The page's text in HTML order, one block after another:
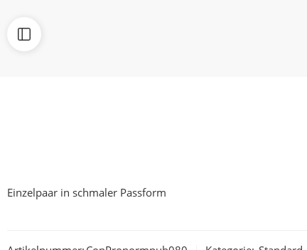
Einzelpaar in schmaler Passform